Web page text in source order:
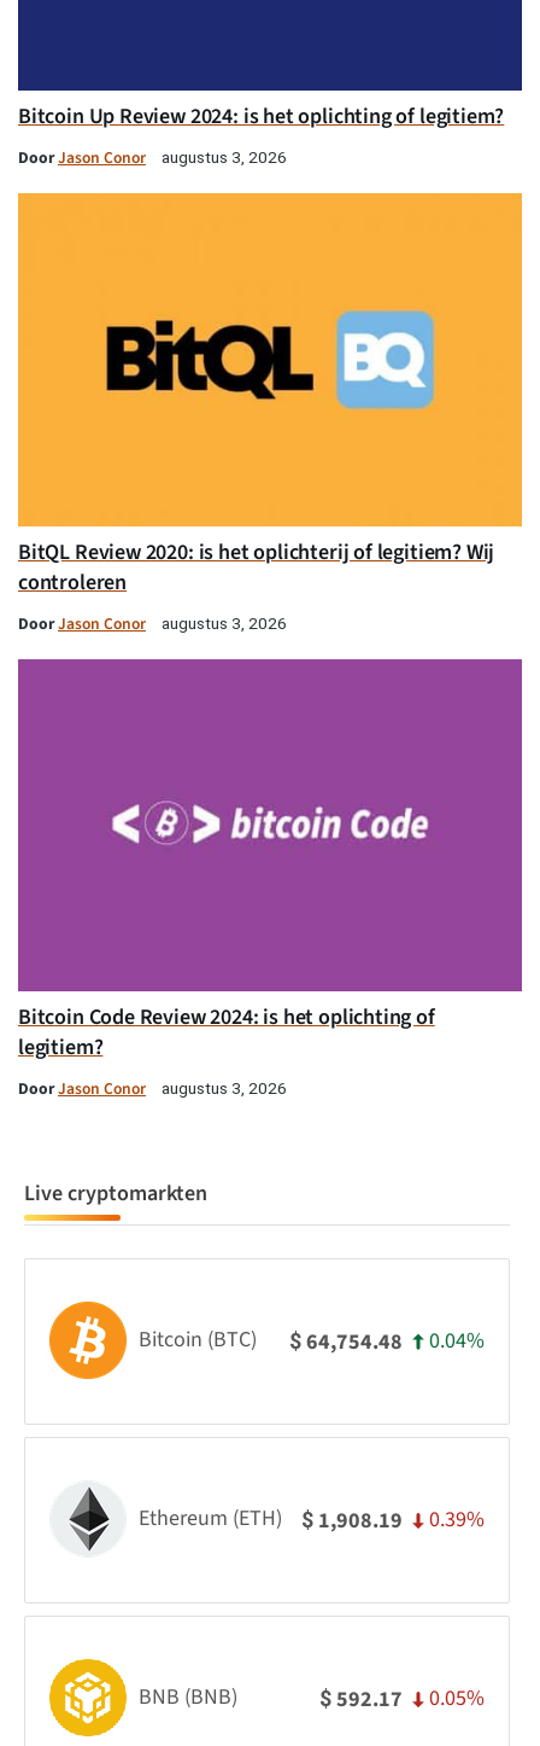
Bitcoin Up Review 2024: is het oplichting of legitiem?
DoorJason Conor augustus 3, 2026
BitQL Review 2020: is het oplichterij of legitiem? Wij
controleren
DoorJason Conor augustus 3, 2026
Bitcoin Code Review 2024: is het oplichting of
legitiem?
DoorJason Conor augustus 3, 2026
Live cryptomarkten
Bitcoin (BTC) $64,754.48 0.04%
Ethereum (ETH) $ 1,908.19 0.39%
BNB (BNB) $592.17 0.05%